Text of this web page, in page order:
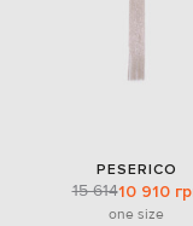
PESERICO
15 61410 910
one size